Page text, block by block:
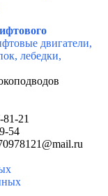
двигатели,
лебедки,
81-21
54